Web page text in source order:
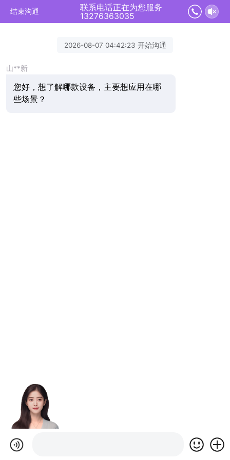
结束沟通
联系电话正在为您服务
13276363035
2026-08-07 04:42:23 开始沟通
山**新
您好，想了解哪款设备，主要想应用在哪
些场景？